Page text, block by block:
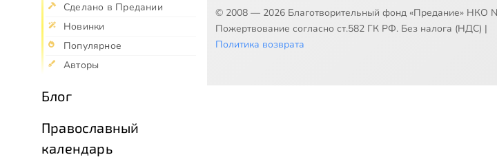
Сделано в Предании
Новинки
Популярное
Авторы
Блог
Православный
календарь
© 2008 — 2026 Благотворительный фонд «Предание» НКО
Пожертвование согласно ст.582 ГК РФ. Без налога (НДС) |
Политика возврата